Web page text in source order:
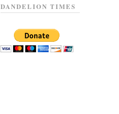
DANDELION TIMES